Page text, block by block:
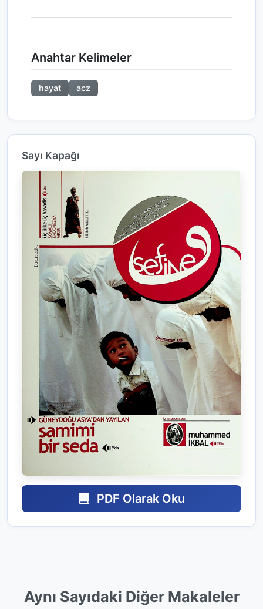
Anahtar Kelimeler
hayat acz
Sayı Kapağı
PDF Olarak Oku
Aynı Sayıdaki Diğer Makaleler